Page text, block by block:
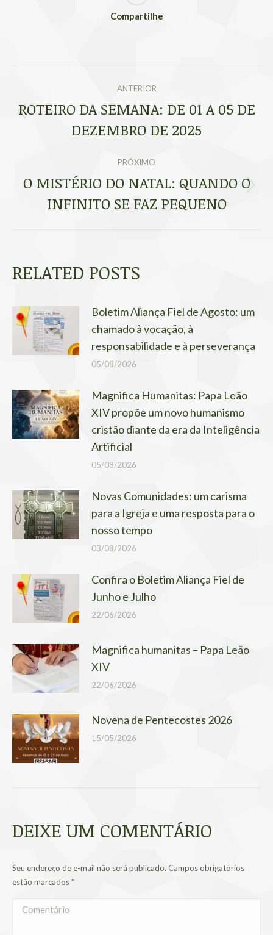
Compartilhe
NAVEGAÇÃO
DE
ANTERIOR
Post
anterior:
ROTEIRO DA SEMANA: DE 01 A 05 DE
DEZEMBRO DE 2025
PRÓXIMO
Próximo
post:
O MISTÉRIO DO NATAL: QUANDO O
INFINITO SE FAZ PEQUENO
RELATED POSTS
Boletim Aliança Fiel de Agosto: um
chamado à vocação, à
responsabilidade e à perseverança
05/08/2026
Magnifica Humanitas: Papa Leão
XIV propõe um novo humanismo
cristão diante da era da Inteligência
Artificial
05/08/2026
Novas Comunidades: um carisma
para a Igreja e uma resposta para o
nosso tempo
03/08/2026
Confira o Boletim Aliança Fiel de
Junho e Julho
22/06/2026
Magnifica humanitas – Papa Leão
XIV
22/06/2026
Novena de Pentecostes 2026
15/05/2026
DEIXE UM COMENTÁRIO
Seu endereço de e-mail não será publicado. Campos obrigatórios
estão marcados*
Comentário